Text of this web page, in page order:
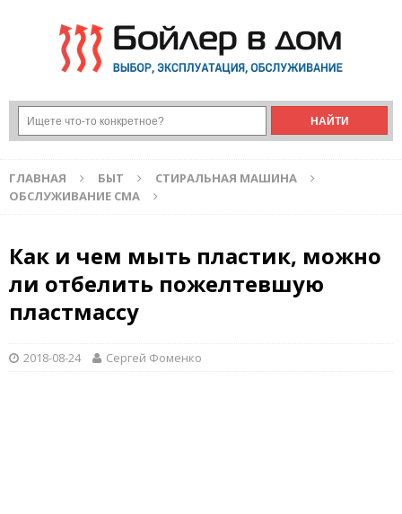
ГЛАВНАЯ БЫТ
СТИРАЛЬНАЯ МАШИНА
ОБСЛУЖИВАНИЕ СМА
Как и чем мыть пластик, можно
ли отбелить пожелтевшую
пластмассу
2018-08-24 Сергей Фоменко